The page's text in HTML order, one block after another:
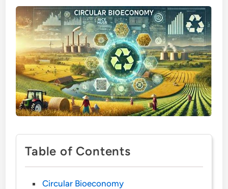
Table of Contents
Circular Bioeconomy